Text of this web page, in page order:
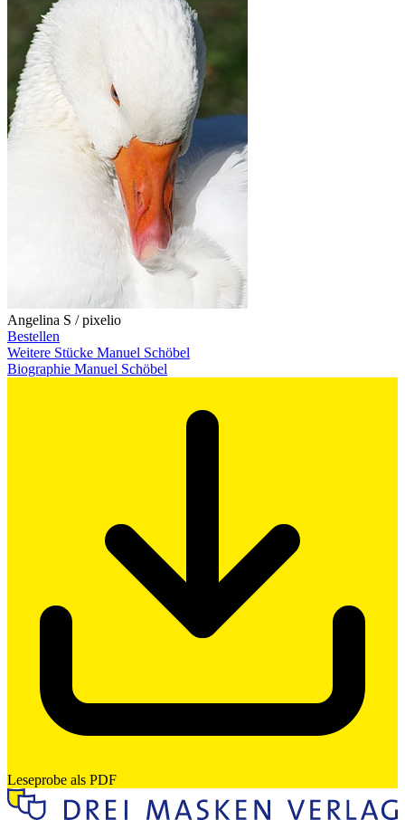
Angelina S / pixelio
Bestellen
Weitere Stücke Manuel Schöbel
Biographie Manuel Schöbel
Leseprobe als PDF